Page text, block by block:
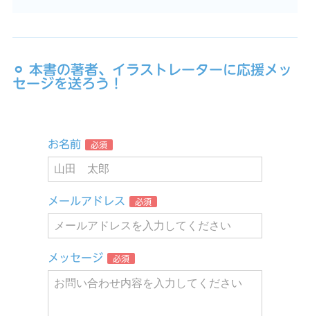
⚪︎ 本書の著者、イラストレーターに応援メッ
セージを送ろう！
お名前 必須
メールアドレス 必須
メッセージ 必須